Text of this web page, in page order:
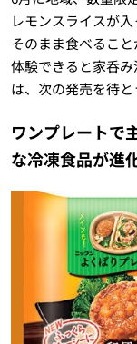
レモンスライスが
そのまま食べるこ
体験できると家呑
は、次の発売を待
ワンプレートで
な冷凍食品が進